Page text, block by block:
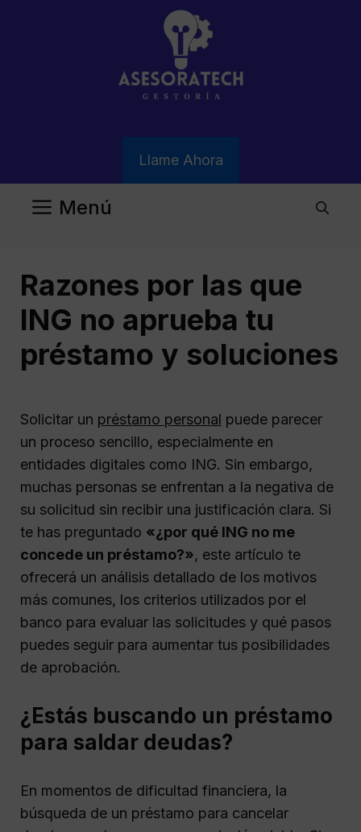
Llame Ahora
Menú
Razones por las que
ING no aprueba tu
préstamo y soluciones
Solicitar un préstamo personal puede parecer
un proceso sencillo, especialmente en
entidades digitales como ING. Sin embargo,
muchas personas se enfrentan a la negativa de
su solicitud sin recibir una justificación clara. Si
te has preguntado «¿por qué ING no me
concede un préstamo?», este artículo te
ofrecerá un análisis detallado de los motivos
más comunes, los criterios utilizados por el
banco para evaluar las solicitudes y qué pasos
puedes seguir para aumentar tus posibilidades
de aprobación.
¿Estás buscando un préstamo
para saldar deudas?
En momentos de dificultad financiera, la
búsqueda de un préstamo para cancelar